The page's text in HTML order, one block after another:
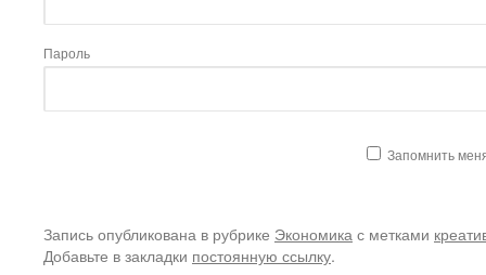
Пароль
Запомнить
Запись опубликована в рубрике Экономика с метками
Добавьте в закладки постоянную ссылку.